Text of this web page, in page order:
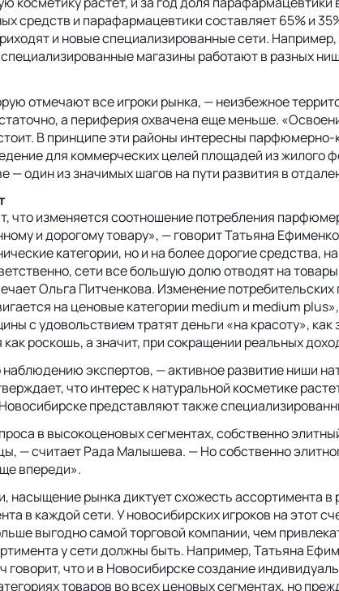
средств и парафармацевтики составляет 65% и
и новые специализированные сети.
магазины работают в разных
отмечают все игроки рынка, — неизбежное
а периферия охвачена еще меньше.
В принципе эти районы интересны
для коммерческих целей площадей из жилого
один из значимых шагов на пути развития в
что изменяется соотношение потребления
и дорогому товару», — говорит Татьяна
категории, но и на более дорогие
сети все большую долю отводят на
Ольга Питченкова. Изменение
на ценовые категории medium и medium
с удовольствием тратят деньги «на красоту»,
роскошь, а значит, при сокращении реальных
наблюдению экспертов, — активное развитие ниши
что интерес к натуральной косметике
представляют также
в высокоценовых сегментах, собственно
— считает Рада Малышева. — Но собственно
впереди».
насыщение рынка диктует схожесть ассортимента
в каждой сети. У новосибирских игроков на этот
выгодно самой торговой компании, чем
у сети должны быть. Например, Татьяна
говорит, что и в Новосибирске создание
товаров во всех ценовых сегментах, но